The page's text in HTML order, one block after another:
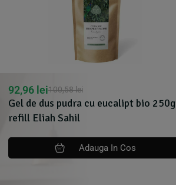
Gel de dus pudra cu eucalipt bio 250g
refill Eliah Sahil
100,58lei
92,96 lei
Adauga In Cos